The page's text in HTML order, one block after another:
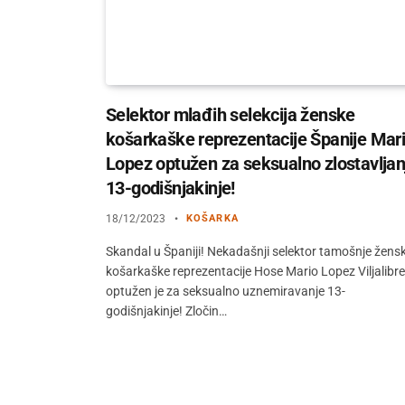
Selektor mlađih selekcija ženske
košarkaške reprezentacije Španije
Lopez optužen za seksualno
13-godišnjakinje!
18/12/2023 KOŠARKA
Skandal u Španiji! Nekadašnji selektor tamošnje
košarkaške reprezentacije Hose Mario Lopez Viljalibre
optužen je za seksualno uznemiravanje 13-
godišnjakinje! Zločin…